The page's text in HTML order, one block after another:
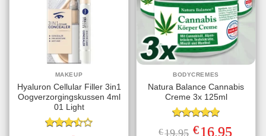
MAKEUP
Hyaluron Cellular Filler 3in1
Oogverzorgingskussen 4ml
01 Light
BODYCREMES
Natura Balance Cannabis
Creme 3x 125ml
Gewaardeerd
€19,95 Oorspronkelijke
€16,95